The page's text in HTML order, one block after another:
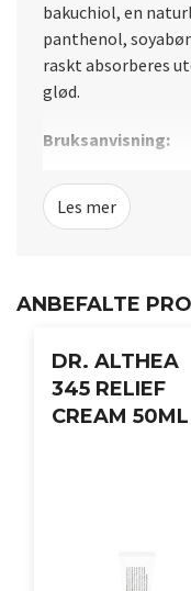
bakuchiol, en
panthenol,
raskt absorberes
glød.
Bruksanvisning:
Påfør en moderat
beskytte huden og
Les mer
ANBEFALTE
DR. ALTHEA
345 RELIEF
CREAM 50ML